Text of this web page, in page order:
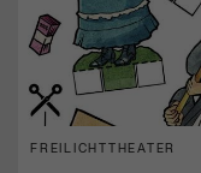
FREILICHTTHEATER